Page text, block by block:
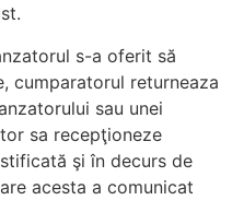
s-a oferit să
cumparatorul returneaza
sau unei
sa recepţioneze
şi în decurs de
acesta a comunicat